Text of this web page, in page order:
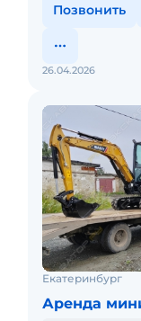
Позвонить
26.04.2026
Екатеринбург
Аренда